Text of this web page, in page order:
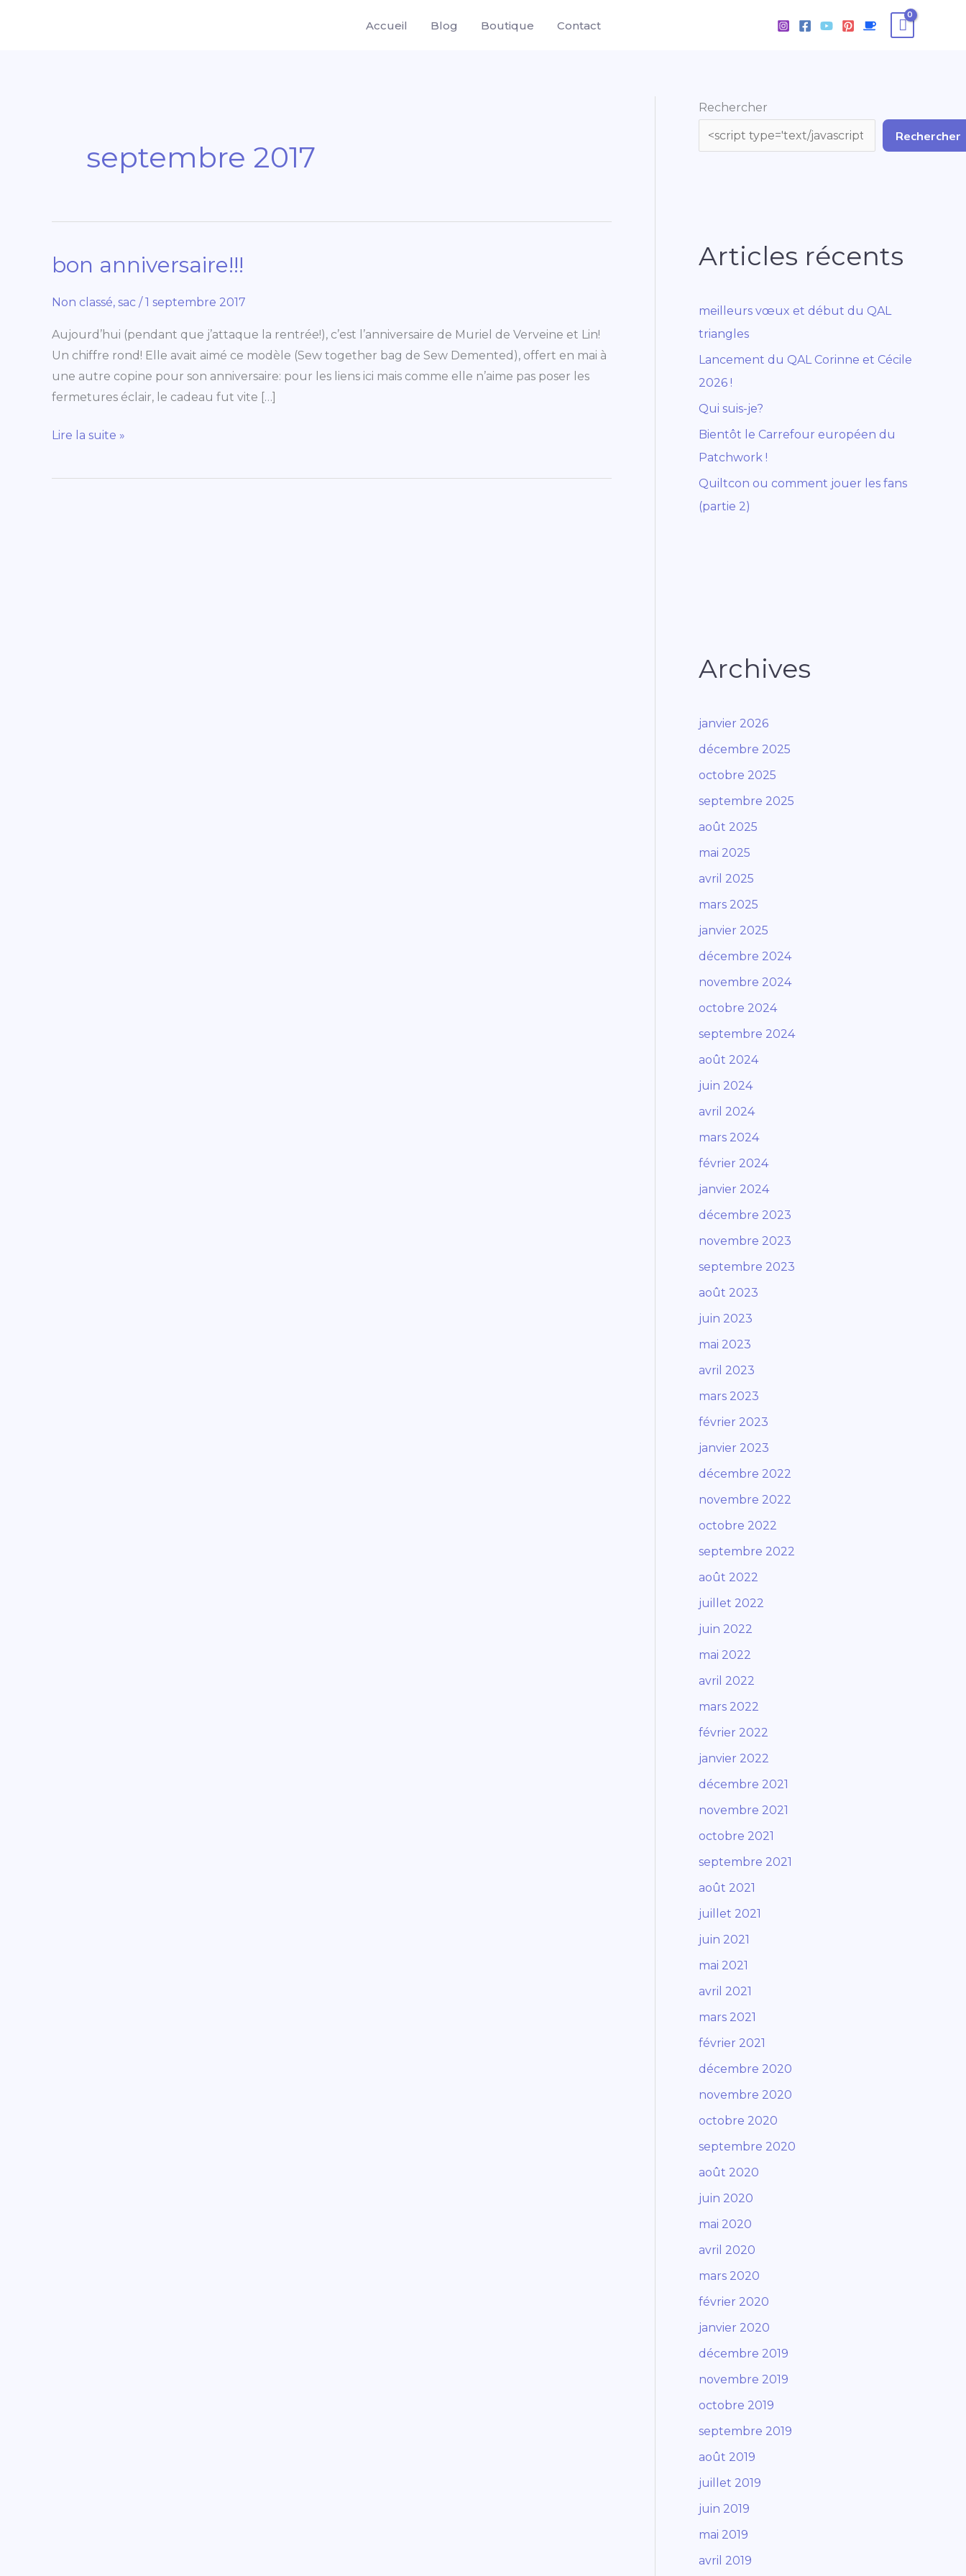
Accueil Blog Boutique Contact
septembre 2017
bon anniversaire!!!
Non classé, sac /1 septembre 2017
Aujourd’hui (pendant que j’attaque la rentrée!), c’est l’anniversaire de Muriel de Verveine et Lin!
Un chiffre rond! Elle avait aimé ce modèle (Sew together bag de Sew Demented), offert en mai à
une autre copine pour son anniversaire: pour les liens ici mais comme elle n’aime pas poser les
fermetures éclair, le cadeau fut vite […]
bon
Lire la suite »
Rechercher
Rechercher
Articles récents
meilleurs vœux et début du QAL
triangles
Lancement du QAL Corinne et Cécile
2026 !
Qui suis-je?
Bientôt le Carrefour européen du
Patchwork !
Quiltcon ou comment jouer les fans
(partie 2)
Archives
janvier 2026
décembre 2025
octobre 2025
septembre 2025
août 2025
mai 2025
avril 2025
mars 2025
janvier 2025
décembre 2024
novembre 2024
octobre 2024
septembre 2024
août 2024
juin 2024
avril 2024
mars 2024
février 2024
janvier 2024
décembre 2023
novembre 2023
septembre 2023
août 2023
juin 2023
mai 2023
avril 2023
mars 2023
février 2023
janvier 2023
décembre 2022
novembre 2022
octobre 2022
septembre 2022
août 2022
juillet 2022
juin 2022
mai 2022
avril 2022
mars 2022
février 2022
janvier 2022
décembre 2021
novembre 2021
octobre 2021
septembre 2021
août 2021
juillet 2021
juin 2021
mai 2021
avril 2021
mars 2021
février 2021
décembre 2020
novembre 2020
octobre 2020
septembre 2020
août 2020
juin 2020
mai 2020
avril 2020
mars 2020
février 2020
janvier 2020
décembre 2019
novembre 2019
octobre 2019
septembre 2019
août 2019
juillet 2019
juin 2019
mai 2019
avril 2019